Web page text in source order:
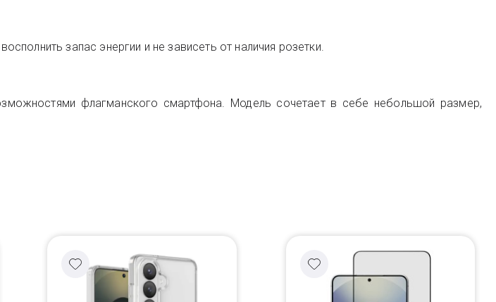
запас энергии и не зависеть от наличия розетки.
флагманского смартфона. Модель сочетает в себе небольшой размер,